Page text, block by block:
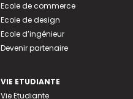
Ecole de commerce
Ecole de design
Ecole d’ingénieur
Devenir partenaire
VIE ETUDIANTE
Vie Etudiante